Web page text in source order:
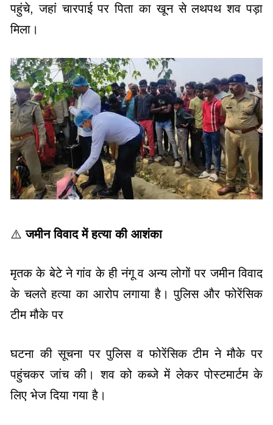
पहुंचे, जहां चारपाई पर पिता का खून से लथपथ शव पड़ा
मिला।
⚠️जमीन विवाद में हत्या की आशंका
मृतक के बेटे ने गांव के ही नंगू व अन्य लोगों पर जमीन विवाद
के चलते हत्या का आरोप लगाया है। पुलिस और फोरेंसिक
टीम मौके पर
घटना की सूचना पर पुलिस व फोरेंसिक टीम ने मौके पर
पहुंचकर जांच की। शव को कब्जे में लेकर पोस्टमार्टम के
लिए भेज दिया गया है।